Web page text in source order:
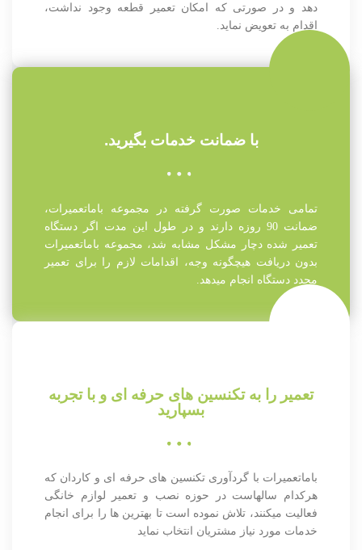
دهد و در صورتی که امکان تعمیر قطعه وجود نداشت،
اقدام به تعویض نماید.
با ضمانت خدمات بگیرید.
تمامی خدمات صورت گرفته در مجموعه باماتعمیرات،
ضمانت 90 روزه دارند و در طول این مدت اگر دستگاه
تعمیر شده دچار مشکل مشابه شد، مجموعه باماتعمیرات
بدون دریافت هیچگونه وجه، اقدامات لازم را برای تعمیر
مجدد دستگاه انجام میدهد.
تعمیر را به تکنسین های حرفه ای و با تجربه
بسپارید
باماتعمیرات با گردآوری تکنسین های حرفه ای و کاردان که
هرکدام سالهاست در حوزه نصب و تعمیر لوازم خانگی
فعالیت میکنند، تلاش نموده است تا بهترین ها را برای انجام
خدمات مورد نیاز مشتریان انتخاب نماید